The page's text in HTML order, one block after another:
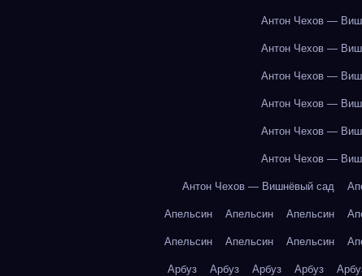
Антон Чехов —
Антон Чехов —
Антон Чехов —
Антон Чехов —
Антон Чехов —
Антон Чехов —
Антон Чехов — Вишнёвый сад
Апельсин Апельсин Апельсин
Апельсин Апельсин Апельсин
Арбуз Арбуз Арбуз Арбуз